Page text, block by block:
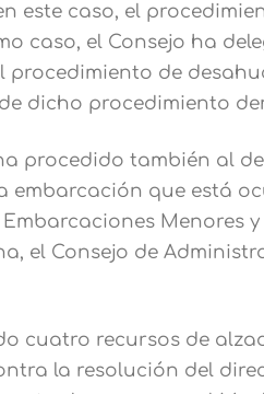
este caso, el
caso, el Consejo ha
procedimiento de
dicho procedimiento
procedido también al
que está
Menores
el Consejo de
cuatro recursos de
la resolución del